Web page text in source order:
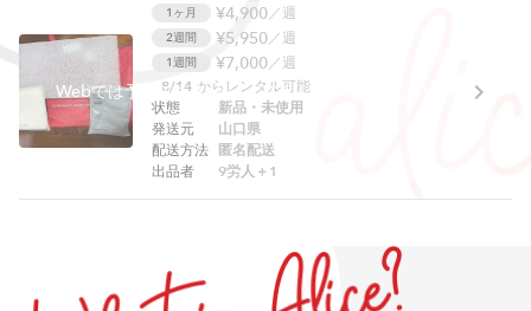
Webでは予約できません。アプリをご利用ください。
1ヶ月 ¥4,900／週
2週間 ¥5,950／週
1週間 ¥7,000／週
8/14 からレンタル可能
状態
発送元
配送方法
出品者
新品・未使用
山口県
匿名配送
9労人＋1